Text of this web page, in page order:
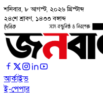
শনিবার, ৮ আগস্ট, ২০২৬ খ্রিস্টাব্দ
২৪শে শ্রাবণ, ১৪৩৩ বঙ্গাব্দ
আর্কাইভ
ই-পেপার